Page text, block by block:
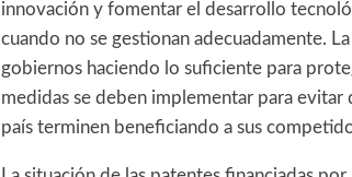
innovación y fomentar el desarrollo
cuando no se gestionan adecuadamente.
gobiernos haciendo lo suficiente para
medidas se deben implementar para
país terminen beneficiando a sus